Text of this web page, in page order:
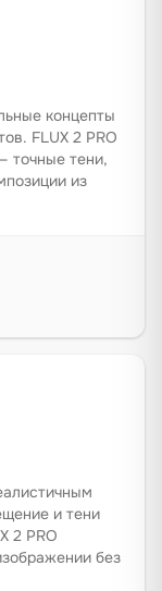
концепты
FLUX 2 PRO
точные тени,
из
и тени
2 PRO
без